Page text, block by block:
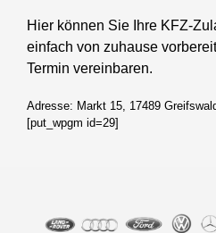
Hier können Sie Ihre KFZ-
einfach von zuhause
Termin vereinbaren.
Adresse: Markt 15, 17489
[put_wpgm id=29]